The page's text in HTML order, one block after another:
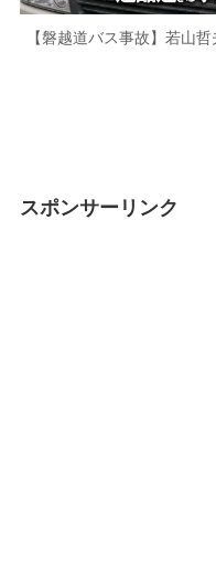
【磐越道バス事故】若山
スポンサーリンク